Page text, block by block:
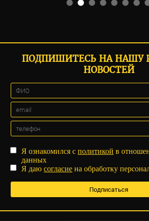
ПОДПИШИТЕСЬ НА НАШУ
НОВОСТЕЙ
Я ознакомился сполитикой в
данных
Я даюсогласие на обработку